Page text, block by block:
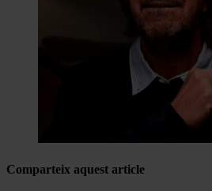
Comparteix aquest article